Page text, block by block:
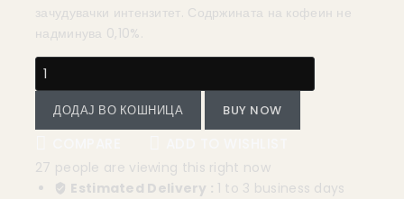
зачудувачки интензитет. Содржината на кофеин не
надминува 0,10%.
ДОДАЈ ВО КОШНИЦА BUY NOW
27 people are viewing this right now
Estimated Delivery : 1 to 3 business days